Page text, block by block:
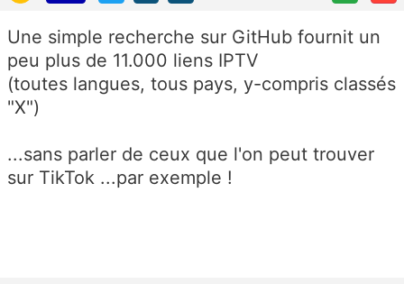
Une simple recherche sur GitHub fournit un
peu plus de 11.000 liens IPTV
(toutes langues, tous pays, y-compris classés
"X")
...sans parler de ceux que l'on peut trouver
sur TikTok ...par exemple !